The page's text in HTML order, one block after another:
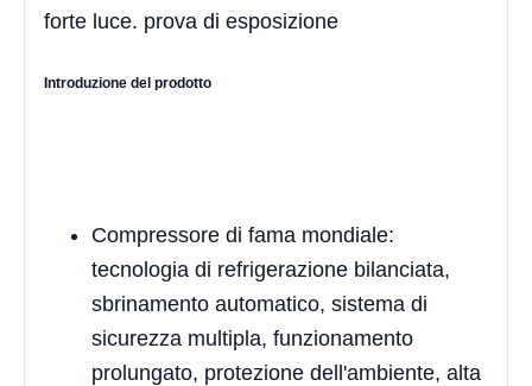
forte luce. prova di esposizione
Introduzione del prodotto
Compressore di fama mondiale:
tecnologia di refrigerazione bilanciata,
sbrinamento automatico, sistema di
sicurezza multipla, funzionamento
prolungato, protezione dell'ambiente, alta